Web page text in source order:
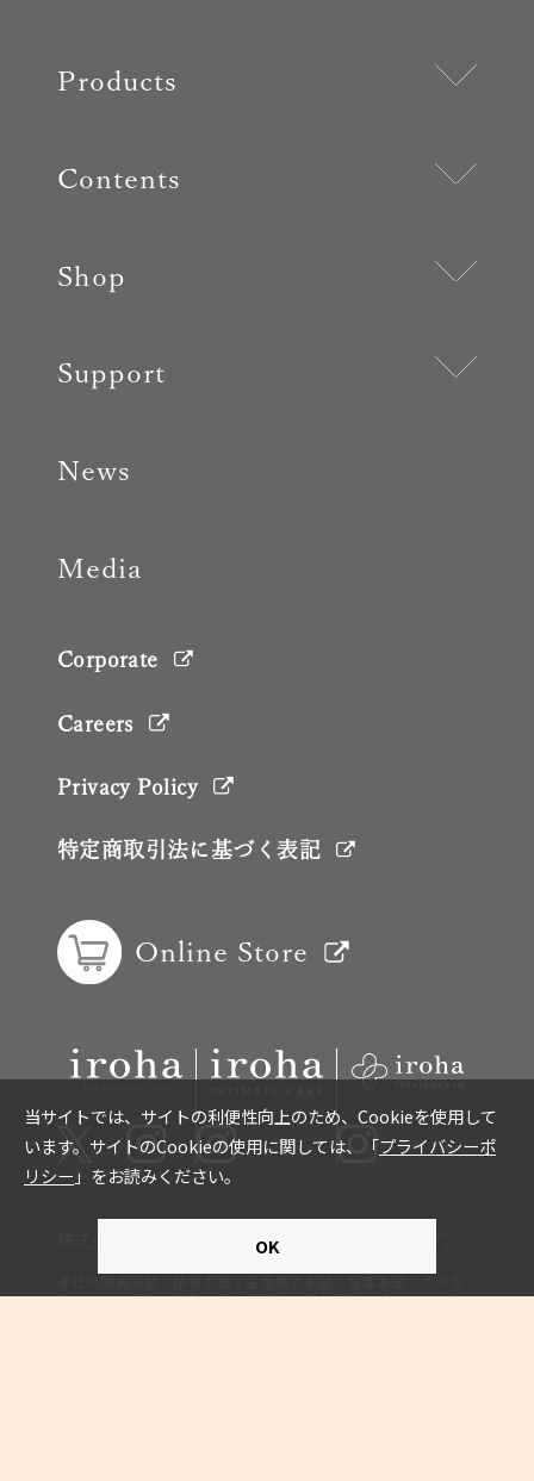
Products
Contents
Shop
Support
News
Media
Online Store
株式会社TENGAはISO9001の認証を取得しています。
マーサービスG・国内・アジアEC部・海外EC部・Amazon / プ
Corporate
Careers
Privacy Policy
特定商取引法に基づく表記